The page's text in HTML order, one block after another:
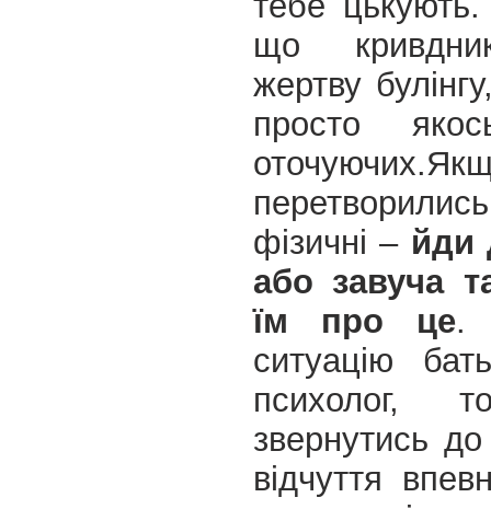
що
жертву
просто
оточуючих.
фізичні – йди
або завуча
їм про це.
ситуацію
психолог,
звернутись
відчуття